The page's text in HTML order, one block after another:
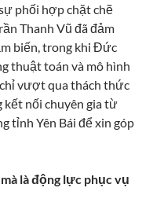
phối hợp chặt chẽ
Thanh Vũ đã đảm
biến, trong khi Đức
thuật toán và mô hình
vượt qua thách thức
kết nối chuyên gia từ
tỉnh Yên Bái để xin góp
là động lực phục vụ